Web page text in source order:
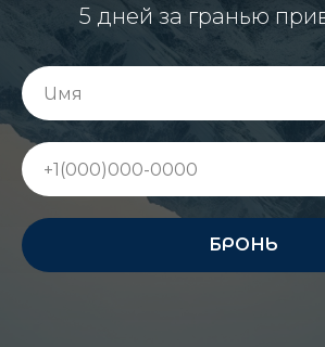
5 дней за гранью
БРОНЬ